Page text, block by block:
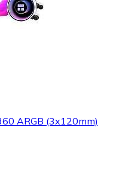
ARGB (3x120mm)